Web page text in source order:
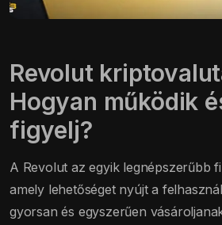
Revolut
Hogyan működik
figyelj?
A Revolut az egyik legnépszerűbb
amely lehetőséget nyújt a
gyorsan és egyszerűen